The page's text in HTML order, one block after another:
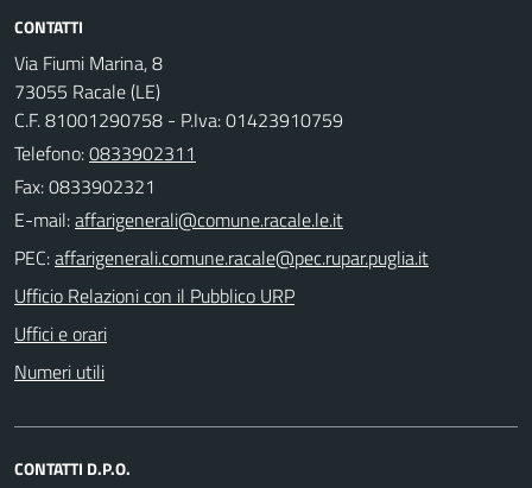
CONTATTI
Via Fiumi Marina, 8
73055 Racale (LE)
C.F. 81001290758 - P.Iva: 01423910759
Telefono:0833902311
Fax: 0833902321
E-mail:
PEC:
Ufficio Relazioni con il Pubblico URP
Uffici e orari
Numeri utili
CONTATTI D.P.O.